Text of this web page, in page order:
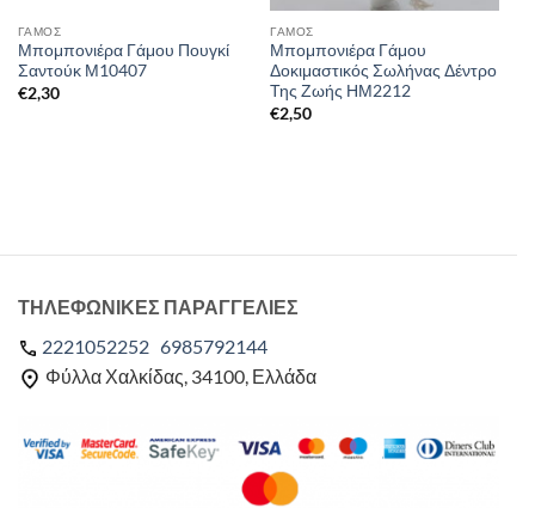
ΓΑΜΟΣ
Μπομπονιέρα Γάμου Πουγκί
Σαντούκ Μ10407
€2,30
ΓΑΜΟΣ
Μπομπονιέρα Γάμου
Δοκιμαστικός Σωλήνας Δέντρο
Της Ζωής ΗΜ2212
€2,50
ΤΗΛΕΦΩΝΙΚΕΣ ΠΑΡΑΓΓΕΛΙΕΣ
2221052252 6985792144
Φύλλα Χαλκίδας, 34100, Ελλάδα